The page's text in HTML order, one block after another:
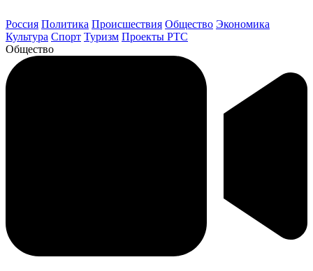
Россия Политика Происшествия Общество Экономика
Культура Спорт Туризм Проекты РТС
Общество